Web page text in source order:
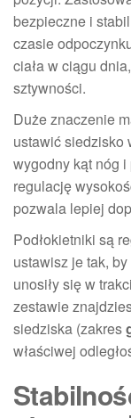
bezpieczne i
czasie
ciała w ciągu
sztywności.
Duże znaczenie
ustawić siedzisko
wygodny kąt nóg
regulację
pozwala lepiej
Podłokietniki są
ustawisz je tak,
unosiły się w
zestawie
siedziska (zakres
właściwej